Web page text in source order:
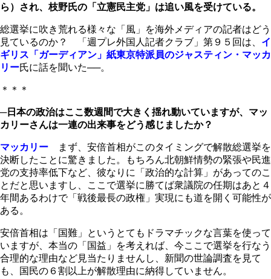
ら）され、枝野氏の「立憲民主党」は追い風を受けている。
総選挙に吹き荒れる様々な「風」を海外メディアの記者はどう
見ているのか？ 「週プレ外国人記者クラブ」第９５回は、 イ
ギリス「ガーディアン」紙東京特派員のジャスティン・マッカ
リー氏に話を聞いた──。
＊＊＊
─日本の政治はここ数週間で大きく揺れ動いていますが、マッ
カリーさんは一連の出来事をどう感じましたか？
マッカリー まず、安倍首相がこのタイミングで解散総選挙を
決断したことに驚きました。もちろん北朝鮮情勢の緊張や民進
党の支持率低下など、彼なりに「政治的な計算」があってのこ
とだと思いますし、ここで選挙に勝てば衆議院の任期はあと４
年間あるわけで「戦後最長の政権」実現にも道を開く可能性が
ある。
安倍首相は「国難」というとてもドラマチックな言葉を使って
いますが、本当の「国益」を考えれば、今ここで選挙を行なう
合理的な理由など見当たりませんし、新聞の世論調査を見て
も、国民の６割以上が解散理由に納得していません。